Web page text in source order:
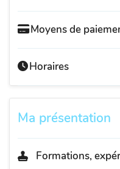
Moyens de
Horaires
Ma présentation
Formations,